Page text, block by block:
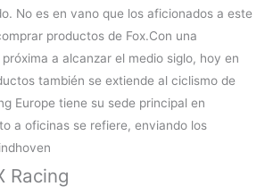
No es en vano que los aficionados a este
productos de Fox.Con una
a alcanzar el medio siglo, hoy en
también se extiende al ciclismo de
Europe tiene su sede principal en
a oficinas se refiere, enviando los
Racing